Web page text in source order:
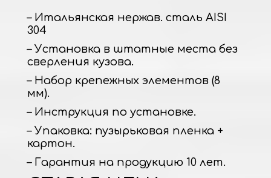
– Итальянская нержав. сталь AISI
304
– Установка в штатные места без
сверления кузова.
– Набор крепежных элементов (8
мм).
– Инструкция по установке.
– Упаковка: пузырьковая пленка +
картон.
– Гарантия на продукцию 10 лет.